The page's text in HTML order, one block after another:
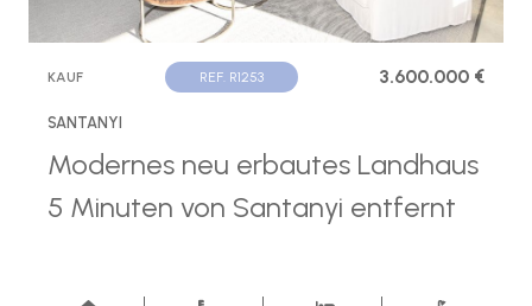
KAUF REF. R1253 3.600.000 €
SANTANYI
Modernes neu erbautes Landhaus
5 Minuten von Santanyi entfernt